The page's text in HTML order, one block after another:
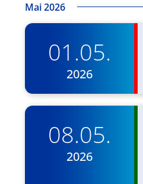
Mai 2026
01.05.
2026
08.05.
2026